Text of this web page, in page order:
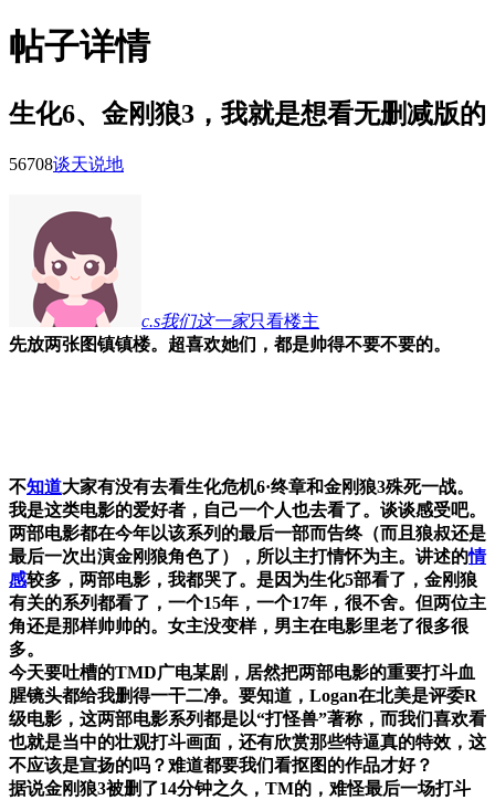
帖子详情
生化6、金刚狼3，我就是想看无删减版的
56708谈天说地
c.s我们这一家只看楼主
先放两张图镇镇楼。超喜欢她们，都是帅得不要不要的。
不知道大家有没有去看生化危机6·终章和金刚狼3殊死一战。
我是这类电影的爱好者，自己一个人也去看了。谈谈感受吧。
两部电影都在今年以该系列的最后一部而告终（而且狼叔还是
最后一次出演金刚狼角色了），所以主打情怀为主。讲述的情
感较多，两部电影，我都哭了。是因为生化5部看了，金刚狼
有关的系列都看了，一个15年，一个17年，很不舍。但两位主
角还是那样帅帅的。女主没变样，男主在电影里老了很多很
多。
今天要吐槽的TMD广电某剧，居然把两部电影的重要打斗血
腥镜头都给我删得一干二净。要知道，Logan在北美是评委R
级电影，这两部电影系列都是以“打怪兽”著称，而我们喜欢看
也就是当中的壮观打斗画面，还有欣赏那些特逼真的特效，这
不应该是宣扬的吗？难道都要我们看抠图的作品才好？
据说金刚狼3被删了14分钟之久，TM的，难怪最后一场打斗